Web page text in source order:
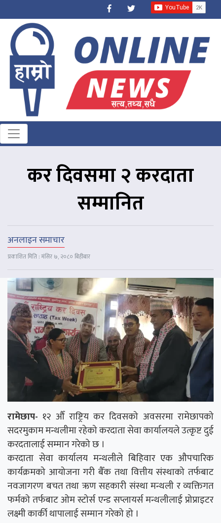
कर दिवसमा २ करदाता
सम्मानित
अनलाइन समाचार
प्रकाशित मिति : मंसिर ७, २०८० बिहीबार
रामेछाप- १२ औँ राष्ट्रिय कर दिवसको अवसरमा रामेछापको
सदरमुकाम मन्थलीमा रहेको करदाता सेवा कार्यालयले उत्कृष्ट दुई
करदतालाई सम्मान गरेको छ ।
करदाता सेवा कार्यालय मन्थलीले बिहिवार एक औपचारिक
कार्यक्रमको आयोजना गरी बैँक तथा वित्तीय संस्थाको तर्फबाट
नवजागरण बचत तथा ऋण सहकारी संस्था मन्थली र व्यक्तिगत
फर्मको तर्फबाट ओम स्टोर्स एन्ड सप्लायर्स मन्थलीलाई प्रोप्राइटर
लक्ष्मी कार्की थापालाई सम्मान गरेको हो ।